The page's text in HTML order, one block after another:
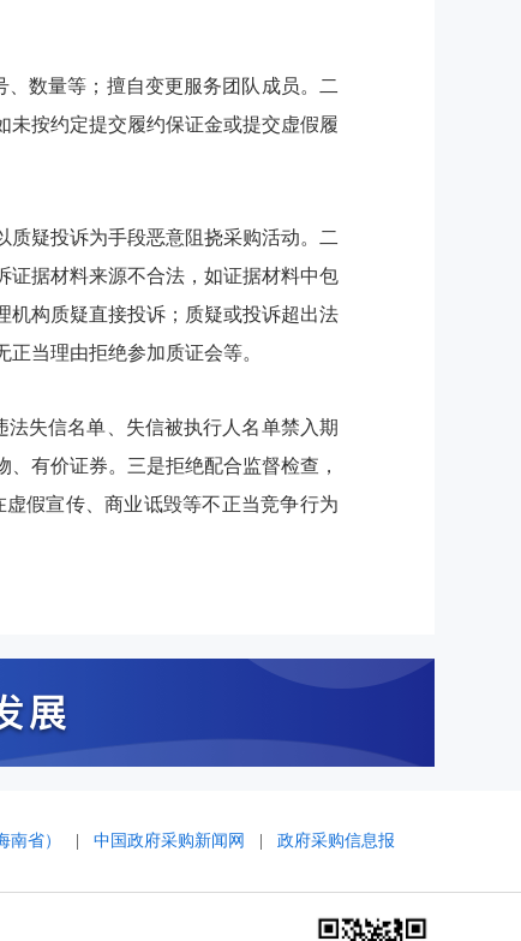
数量等；擅自变更服务团队成员。二
未按约定提交履约保证金或提交虚假履
质疑投诉为手段恶意阻挠采购活动。二
证据材料来源不合法，如证据材料中包
机构质疑直接投诉；质疑或投诉超出法
当理由拒绝参加质证会等。
失信名单、失信被执行人名单禁入期
有价证券。三是拒绝配合监督检查，
假宣传、商业诋毁等不正当竞争行为
省） 中国政府采购新闻网 政府采购信息报